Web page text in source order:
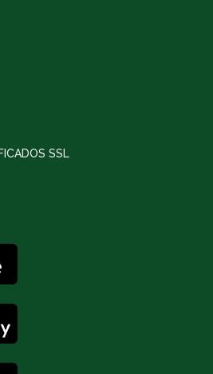
SSL